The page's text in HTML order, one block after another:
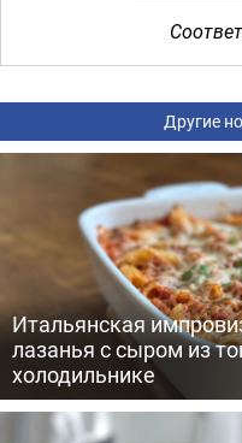
Другие
Итальянская
лазанья с сыром из
холодильнике